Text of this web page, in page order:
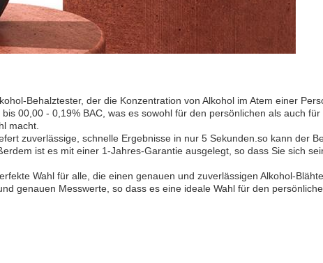
Behalztester, der die Konzentration von Alkohol im Atem einer
00,00 - 0,19% BAC, was es sowohl für den persönlichen als auch
macht.
zuverlässige, schnelle Ergebnisse in nur 5 Sekunden.so kann der
ist es mit einer 1-Jahres-Garantie ausgelegt, so dass Sie sich
Wahl für alle, die einen genauen und zuverlässigen Alkohol-
genauen Messwerte, so dass es eine ideale Wahl für den